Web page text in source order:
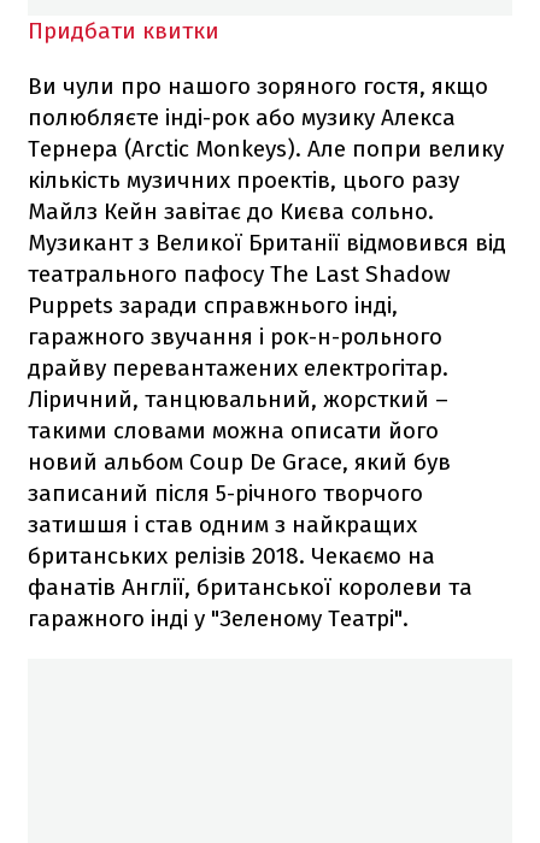
Придбати квитки
Ви чули про нашого зоряного гостя, якщо
полюбляєте інді-рок або музику Алекса
Тернера (Arctic Monkeys). Але попри велику
кількість музичних проектів, цього разу
Майлз Кейн завітає до Києва сольно.
Музикант з Великої Британії відмовився від
театрального пафосу The Last Shadow
Puppets заради справжнього інді,
гаражного звучання і рок-н-рольного
драйву перевантажених електрогітар.
Ліричний, танцювальний, жорсткий –
такими словами можна описати його
новий альбом Coup De Grace, який був
записаний після 5-річного творчого
затишшя і став одним з найкращих
британських релізів 2018. Чекаємо на
фанатів Англії, британської королеви та
гаражного інді у "Зеленому Театрі".